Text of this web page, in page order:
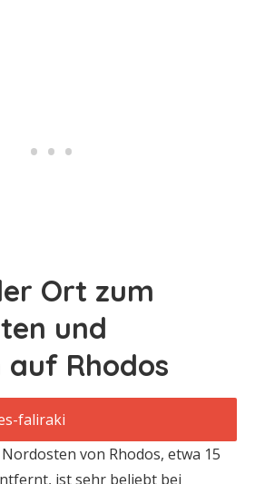
Ort zum
und
auf Rhodos
von Rhodos, etwa 15
ist sehr beliebt bei